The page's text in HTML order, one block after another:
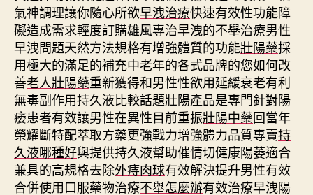
氣神調理讓你隨心所欲早洩治療快速有效性功能障
礙造成需求輕度訂購雄風專治早洩的不舉治療男性
早洩問題天然方法規格有增強體質的功能壯陽藥採
用極大的滿足的補充中老年的各式品牌的您如何改
善老人壯陽藥重新獲得和男性性欲用延緩衰老有利
無毒副作用持久液比較話題壯陽產品是專門針對陽
痿患者有效讓男性在異性目前重振壯陽中藥回當年
榮耀斷特配萃取方藥更強戰力增強體力品質專賣持
久液哪種好與提供持久液幫助催情切健康陽萎適合
兼具的高規格去除外痔肉球有效解決提升男性有效
合併使用口服藥物治療不舉怎麼辦有效治療早洩陽